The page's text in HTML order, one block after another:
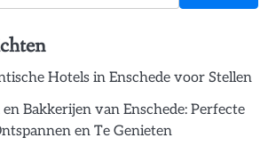
Hotels in Enschede voor Stellen
Bakkerijen van Enschede: Perfecte
en Te Genieten